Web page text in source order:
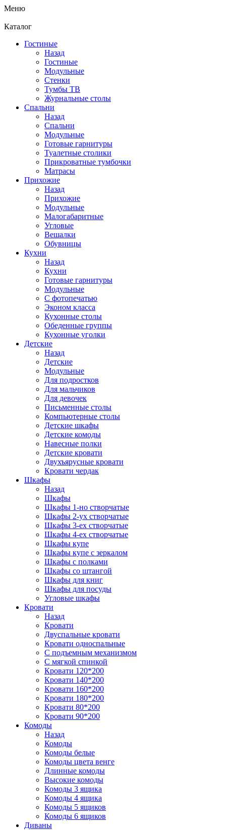
Меню
Каталог
Гостиные
Назад
Гостиные
Модульные
Стенки
Тумбы ТВ
Журнальные столы
Спальни
Назад
Спальни
Модульные
Готовые гарнитуры
Туалетные столики
Прикроватные тумбочки
Матрасы
Прихожие
Назад
Прихожие
Модульные
Малогабаритные
Угловые
Вешалки
Обувницы
Кухни
Назад
Кухни
Готовые гарнитуры
Модульные
С фотопечатью
Эконом класса
Кухонные столы
Обеденные группы
Кухонные уголки
Детские
Назад
Детские
Модульные
Для подростков
Для мальчиков
Для девочек
Письменные столы
Компьютерные столы
Детские шкафы
Детские комоды
Навесные полки
Детские кровати
Двухъярусные кровати
Кровати чердак
Шкафы
Назад
Шкафы
Шкафы 1-но створчатые
Шкафы 2-ух створчатые
Шкафы 3-ех створчатые
Шкафы 4-ех створчатые
Шкафы купе
Шкафы купе с зеркалом
Шкафы с полками
Шкафы со штангой
Шкафы для книг
Шкафы для посуды
Угловые шкафы
Кровати
Назад
Кровати
Двуспальные кровати
Кровати односпальные
С подъемным механизмом
С мягкой спинкой
Кровати 120*200
Кровати 140*200
Кровати 160*200
Кровати 180*200
Кровати 80*200
Кровати 90*200
Комоды
Назад
Комоды
Комоды белые
Комоды цвета венге
Длинные комоды
Высокие комоды
Комоды 3 ящика
Комоды 4 ящика
Комоды 5 ящиков
Комоды 6 ящиков
Диваны